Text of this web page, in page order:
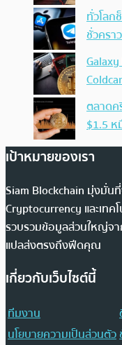
ทั่วโลก
ชั่วครา
ตลาดค
$1.5
เป้าหมายของเรา
Siam Blockchain มุ่งมั่น
Cryptocurrency และเทค
รวบรวมข้อมูลส่วนใหญ่จา
แปลส่งตรงถึงฟีดคุณ
เกี่ยวกับเว็บไซต์นี้
ทีมงาน
นโยบายความเป็นส่วนตัว